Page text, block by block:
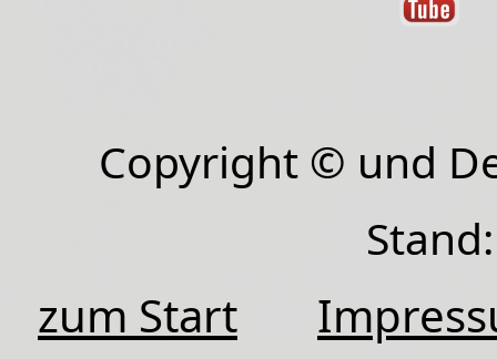
Copyright © und
zum Start